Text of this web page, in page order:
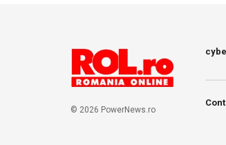
© 2026 PowerNews.ro